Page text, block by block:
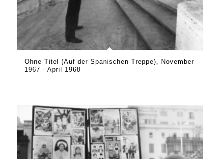
Ohne Titel (Auf der Spanischen Treppe), November
1967 - April 1968